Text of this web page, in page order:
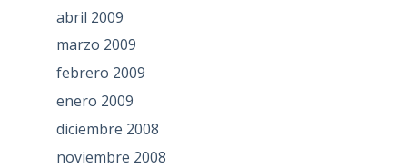
abril 2009
marzo 2009
febrero 2009
enero 2009
diciembre 2008
noviembre 2008